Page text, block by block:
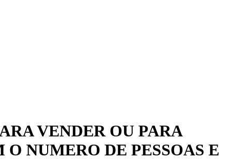
VENDER OU PARA
NUMERO DE PESSOAS E